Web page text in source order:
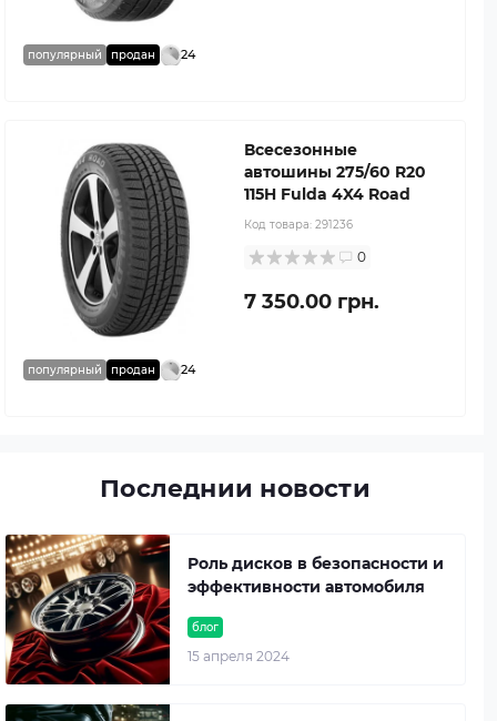
популярный продан 24
популярный продан 24
Всесезонные
автошины 275/60 R20
115H Fulda 4X4 Road
Код товара: 291236
0
7 350.00 грн.
Последнии новости
блог
15 апреля 2024
Роль дисков в безопасности и
эффективности автомобиля